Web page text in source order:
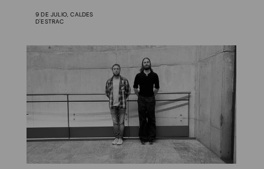
9 DE JULIO, CALDES
D'ESTRAC